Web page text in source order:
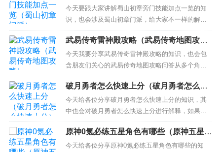
派）
今天要跟大家讲解蜀山初章旁门技能加点一览的知
识，也会涉及蜀山初章门派，给大家不一样的解决
方案！ 本文目录一览： 1、蜀山初章怎么分配属性
2、蜀山初章道剑修怎么加点 3、蜀山初章攻略 4、
蜀山初章旁门怎么样回血最快 5、蜀山初章练体怎么
加点 6、蜀山初章旁门要什么属性 蜀山初章...
武易传奇雷神殿攻略（武易传奇地图攻
略）
今天我要分享武易传奇雷神殿攻略的知识，也会包
含朋友们关心的武易传奇地图攻略问答从多个角度
来解答，我希望能够解决你现在遇到的问题！ 本文
目录一览： 1、武易传奇升级攻略 2、武易传奇雷神
殿怎么摆放 3、武易传奇雷神殿怎么放塔经验高？
武易传奇升级攻略 刚 刚开始玩武易传奇，这时候基
本什么活...
破月勇者怎么快速上分（破月勇者怎么快
速上分）
今天给各位分享破月勇者怎么快速上分的知识，其
中也会对破月勇者怎么快速上分进行解释，如果能
碰巧解决你现在面临的问题，别忘了关注本站，现
在开始吧！ 本文目录一览：关于破月勇者怎么快速
上分和破月勇者怎么快速上分的介绍到此就结束
原神0氪必练五星角色有哪些（原神五星角
色难抽吗）
今天给各位分享原神0氪必练五星角色有哪些的知